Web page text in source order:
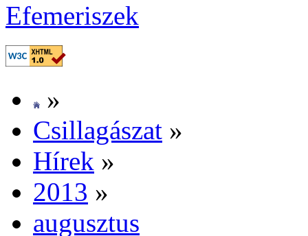
Efe­me­ri­szek
»
Csil­la­gá­szat »
Hí­rek »
2013 »
au­gusz­tus